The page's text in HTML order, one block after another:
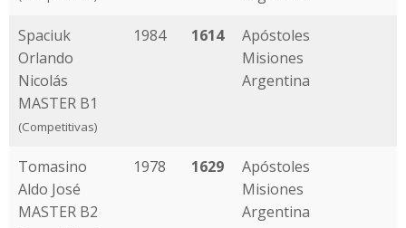
Spaciuk
Orlando
Nicolás
MASTER B1
(Competitivas)
1984 1614
Apóstoles
Misiones
Argentina
Tomasino
Aldo José
MASTER B2
1978 1629
Apóstoles
Misiones
Argentina